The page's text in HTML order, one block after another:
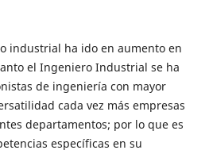
industrial ha ido en aumento en
el Ingeniero Industrial se ha
de ingeniería con mayor
cada vez más empresas
departamentos; por lo que es
específicas en su